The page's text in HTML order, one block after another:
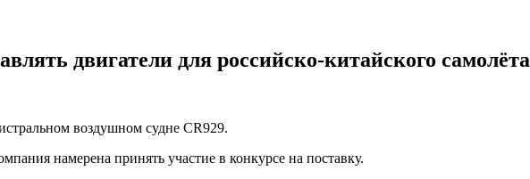
двигатели для российско-китайского самолёта
воздушном судне CR929.
намерена принять участие в конкурсе на поставку.